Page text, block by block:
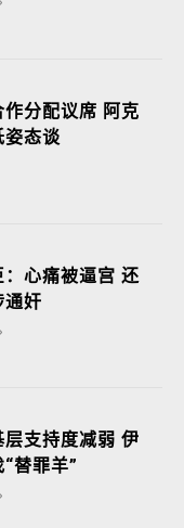
作分配议席 阿克
姿态谈
心痛被逼宫 还
通奸
层支持度减弱 伊
替罪羊”